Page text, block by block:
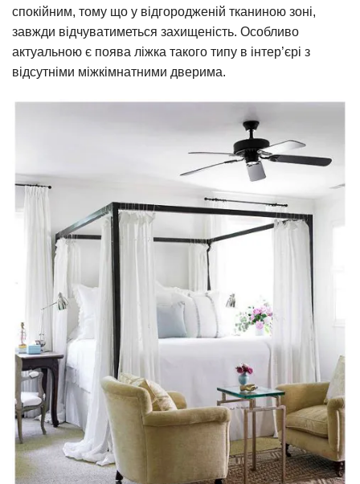
спокійним, тому що у відгородженій тканиною зоні,
завжди відчуватиметься захищеність. Особливо
актуальною є поява ліжка такого типу в інтер’єрі з
відсутніми міжкімнатними дверима.